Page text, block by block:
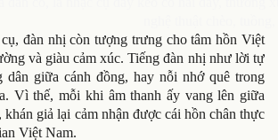
đàn nhị còn tượng trưng cho tâm hồn Việt
và giàu cảm xúc. Tiếng đàn nhị như lời tự
dân giữa cánh đồng, hay nỗi nhớ quê trong
Vì thế, mỗi khi âm thanh ấy vang lên giữa
giả lại cảm nhận được cái hồn chân thực
Việt Nam.